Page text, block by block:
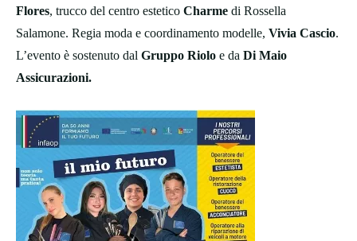
Flores, trucco del centro estetico Charme di Rossella
Salamone. Regia moda e coordinamento modelle, Vivia Cascio.
L’evento è sostenuto dal Gruppo Riolo e da Di Maio
Assicurazioni.